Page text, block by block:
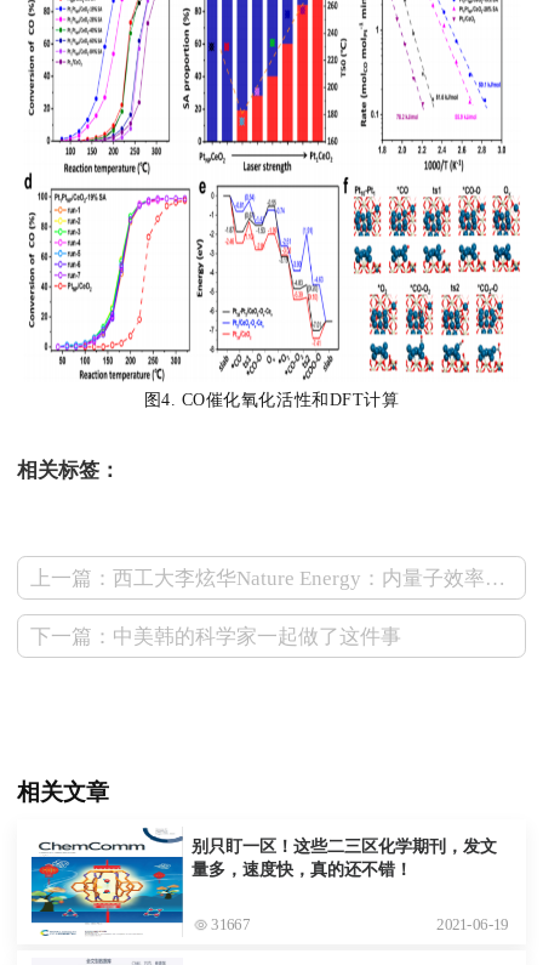
图4. CO催化氧化活性和DFT计算
相关标签：
上一篇：西工大李炫华Nature Energy：内量子效率超过100%！
下一篇：中美韩的科学家一起做了这件事
相关文章
别只盯一区！这些二三区化学期刊，发文
量多，速度快，真的还不错！
31667 2021-06-19